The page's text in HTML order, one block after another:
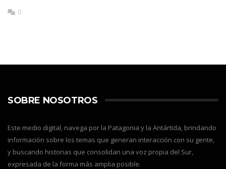
0
SOBRE NOSOTROS
Este medio digital, navega por la Patagonia y la Antártida, brindando
información sobre los temas que generan interacción con su gente,
y buscando historias que consolidan una voz propia del Sur,
expresada de la forma más amplia posible.